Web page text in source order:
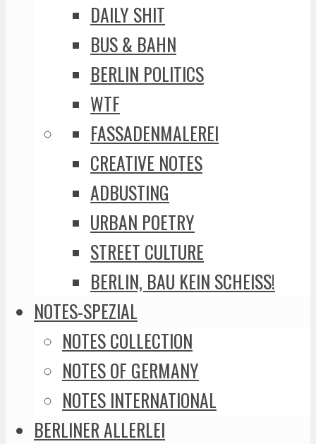
DAILY SHIT
BUS & BAHN
BERLIN POLITICS
WTF
FASSADENMALEREI
CREATIVE NOTES
ADBUSTING
URBAN POETRY
STREET CULTURE
BERLIN, BAU KEIN SCHEISS!
NOTES-SPEZIAL
NOTES COLLECTION
NOTES OF GERMANY
NOTES INTERNATIONAL
BERLINER ALLERLEI